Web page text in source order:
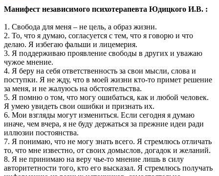
​​Манифест независимого психотерапевта Юдицкого И.В. :
1. Свобода для меня – не цель, а образ жизни.
2. То, что я думаю, согласуется с тем, что я говорю и что
делаю. Я избегаю фальши и лицемерия.
3. Я поддерживаю проявление свободы в других и уважаю
чужое мнение.
4. Я беру на себя ответственность за свои мысли, слова и
поступки. Я не жду, что в моей жизни кто-то примет решение
за меня, и не жалуюсь на обстоятельства.
5. Я помню о том, что могу ошибаться, как и любой человек.
Я умею увидеть свои ошибки и признать их.
6. Мои взгляды могут измениться. Если сегодня я думаю
иначе, чем вчера, я не буду держаться за прежние идеи ради
иллюзии постоянства.
7. Я понимаю, что не могу знать всего. Я стремлюсь отличать
то, что мне известно, от своих домыслов, догадок и желаний.
8. Я не принимаю на веру чье-то мнение лишь в силу
авторитетности того, кто его высказал. Я стремлюсь получать